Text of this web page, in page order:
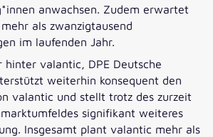
anwachsen. Zudem erwartet
als zwanzigtausend
im laufenden Jahr.
hinter valantic, DPE Deutsche
weiterhin konsequent den
valantic und stellt trotz des zurzeit
signifikant weiteres
Insgesamt plant valantic mehr als